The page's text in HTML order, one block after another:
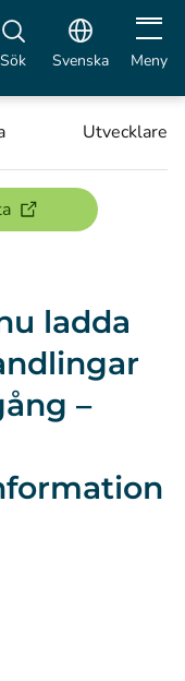
Sök Svenska Öppna
Meny
Utvecklare
(öppnas i ett nytt
ladda
–